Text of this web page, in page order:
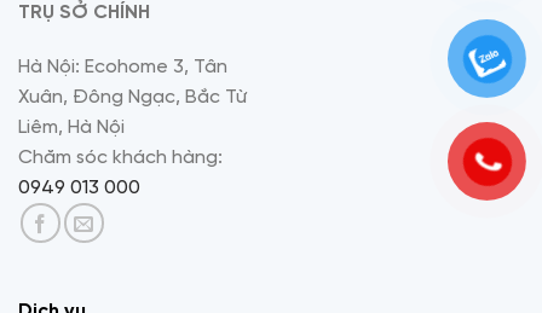
TRỤ SỞ CHÍNH
Hà Nội: Ecohome 3, Tân
Xuân, Đông Ngạc, Bắc Từ
Liêm, Hà Nội
Chăm sóc khách hàng:
0949 013 000